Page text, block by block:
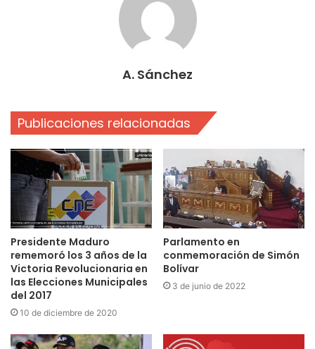
A. Sánchez
Publicaciones relacionadas
Presidente Maduro
rememoró los 3 años de la
Victoria Revolucionaria en
las Elecciones Municipales
del 2017
10 de diciembre de 2020
Parlamento en
conmemoración de Simón
Bolívar
3 de junio de 2022